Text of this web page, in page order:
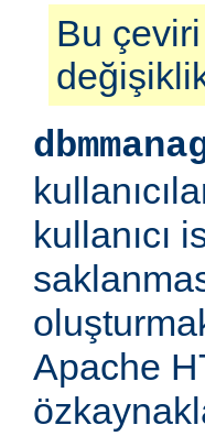
Bu
kullanıcı
Apache